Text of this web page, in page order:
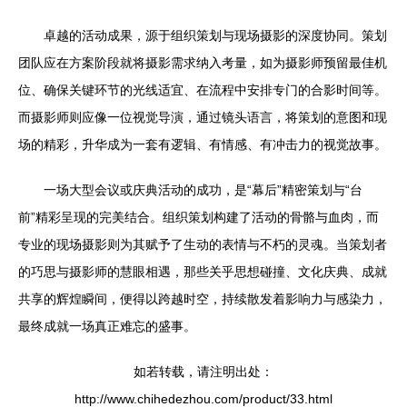
卓越的活动成果，源于组织策划与现场摄影的深度协同。策划
团队应在方案阶段就将摄影需求纳入考量，如为摄影师预留最佳机
位、确保关键环节的光线适宜、在流程中安排专门的合影时间等。
而摄影师则应像一位视觉导演，通过镜头语言，将策划的意图和现
场的精彩，升华成为一套有逻辑、有情感、有冲击力的视觉故事。
一场大型会议或庆典活动的成功，是“幕后”精密策划与“台
前”精彩呈现的完美结合。组织策划构建了活动的骨骼与血肉，而
专业的现场摄影则为其赋予了生动的表情与不朽的灵魂。当策划者
的巧思与摄影师的慧眼相遇，那些关乎思想碰撞、文化庆典、成就
共享的辉煌瞬间，便得以跨越时空，持续散发着影响力与感染力，
最终成就一场真正难忘的盛事。
如若转载，请注明出处：
http://www.chihedezhou.com/product/33.html